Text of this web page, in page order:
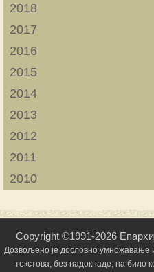
2018
2017
2016
2015
2014
2013
2012
2011
2010
Copyright ©1991-2026
Дозвољено је дословно умножавање
текстова, без надокнаде, на било